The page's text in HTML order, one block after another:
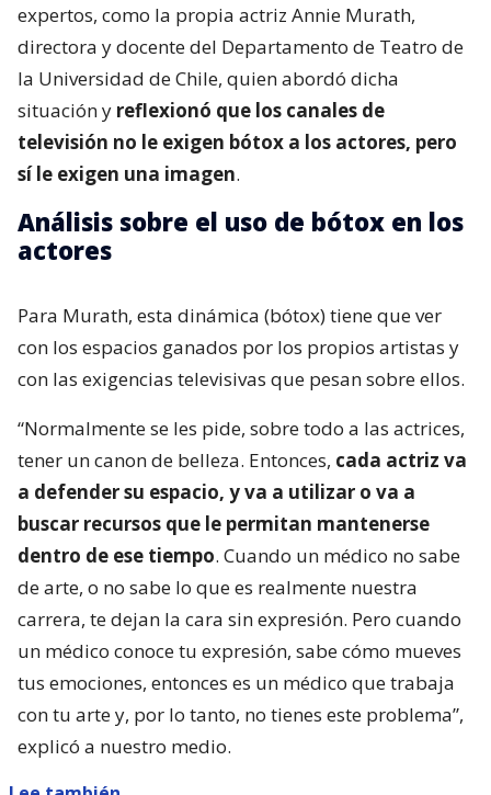
expertos, como la propia actriz Annie Murath,
directora y docente del Departamento de Teatro de
la Universidad de Chile, quien abordó dicha
situación y reflexionó que los canales de
televisión no le exigen bótox a los actores, pero
sí le exigen una imagen.
Análisis sobre el uso de bótox en los
actores
Para Murath, esta dinámica (bótox) tiene que ver
con los espacios ganados por los propios artistas y
con las exigencias televisivas que pesan sobre ellos.
“Normalmente se les pide, sobre todo a las actrices,
tener un canon de belleza. Entonces, cada actriz va
a defender su espacio, y va a utilizar o va a
buscar recursos que le permitan mantenerse
dentro de ese tiempo. Cuando un médico no sabe
de arte, o no sabe lo que es realmente nuestra
carrera, te dejan la cara sin expresión. Pero cuando
un médico conoce tu expresión, sabe cómo mueves
tus emociones, entonces es un médico que trabaja
con tu arte y, por lo tanto, no tienes este problema”,
explicó a nuestro medio.